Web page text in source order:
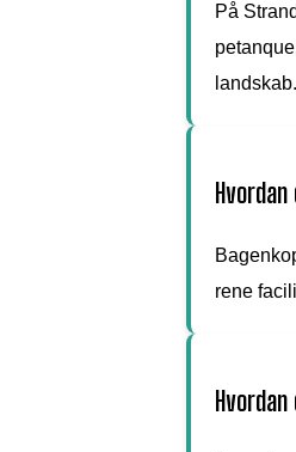
På
landskab.
rene